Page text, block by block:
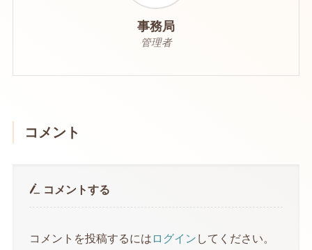
事務局
管理者
コメント
コメントする
コメントを投稿するには ログイン してください。